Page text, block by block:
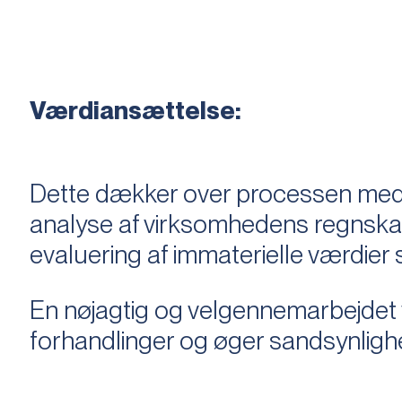
Værdiansættelse:
Dette dækker over processen
analyse af virksomhedens
evaluering af immaterielle
En nøjagtig og
forhandlinger og øger